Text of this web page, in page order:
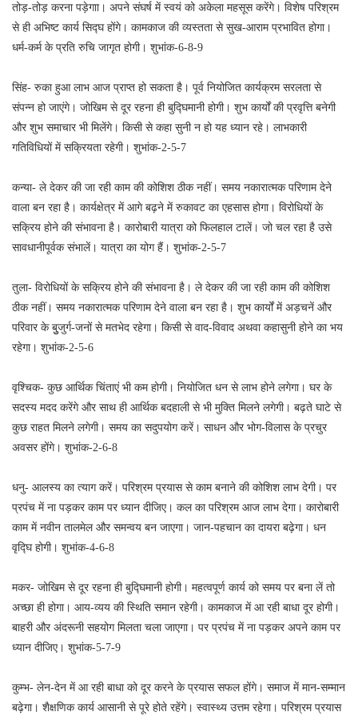
तोड़-तोड़ करना पड़ेगाा। अपने संघर्ष में स्वयं को अकेला महसूस करेंगे। विशेष परिश्रम
से ही अभिष्ट कार्य सिद्घ होंगे। कामकाज की व्यस्तता से सुख-आराम प्रभावित होगा।
धर्म-कर्म के प्रति रुचि जागृत होगी। शुभांक-6-8-9
सिंह- रुका हुआ लाभ आज प्राप्त हो सकता है। पूर्व नियोजित कार्यक्रम सरलता से
संपन्न हो जाएंगे। जोखिम से दूर रहना ही बुद्घिमानी होगी। शुभ कार्यों की प्रवृत्ति बनेगी
और शुभ समाचार भी मिलेंगे। किसी से कहा सुनी न हो यह ध्यान रहे। लाभकारी
गतिविधियों में सक्रियता रहेगी। शुभांक-2-5-7
कन्या- ले देकर की जा रही काम की कोशिश ठीक नहीं। समय नकारात्मक परिणाम देने
वाला बन रहा है। कार्यक्षेत्र में आगे बढ़ने में रुकावट का एहसास होगा। विरोधियों के
सक्रिय होने की संभावना है। कारोबारी यात्रा को फिलहाल टालें। जो चल रहा है उसे
सावधानीपूर्वक संभालें। यात्रा का योग हैं। शुभांक-2-5-7
तुला- विरोधियों के सक्रिय होने की संभावना है। ले देकर की जा रही काम की कोशिश
ठीक नहीं। समय नकारात्मक परिणाम देने वाला बन रहा है। शुभ कार्यों में अड़चनें और
परिवार के बुुजुर्ग-जनों से मतभेद रहेगा। किसी से वाद-विवाद अथवा कहासुनी होने का भय
रहेगा। शुभांक-2-5-6
वृश्चिक- कुछ आर्थिक चिंताएं भी कम होगी। नियोजित धन से लाभ होने लगेगा। घर के
सदस्य मदद करेंगे और साथ ही आर्थिक बदहाली से भी मुक्ति मिलने लगेगी। बढ़ते घाटे से
कुछ राहत मिलने लगेगी। समय का सदुपयोग करें। साधन और भोग-विलास के प्रचुर
अवसर होंगे। शुभांक-2-6-8
धनु- आलस्य का त्याग करें। परिश्रम प्रयास से काम बनाने की कोशिश लाभ देगी। पर
प्रपंच में ना पड़कर काम पर ध्यान दीजिए। कल का परिश्रम आज लाभ देगा। कारोबारी
काम में नवीन तालमेल और समन्वय बन जाएगा। जान-पहचान का दायरा बढ़ेगा। धन
वृद्घि होगी। शुभांक-4-6-8
मकर- जोखिम से दूर रहना ही बुद्घिमानी होगी। महत्वपूर्ण कार्य को समय पर बना लें तो
अच्छा ही होगा। आय-व्यय की स्थिति समान रहेगी। कामकाज में आ रही बाधा दूर होगी।
बाहरी और अंदरूनी सहयोग मिलता चला जाएगा। पर प्रपंच में ना पड़कर अपने काम पर
ध्यान दीजिए। शुभांक-5-7-9
कुम्भ- लेन-देन में आ रही बाधा को दूर करने के प्रयास सफल होंगे। समाज में मान-सम्मान
बढ़ेगा। शैक्षणिक कार्य आसानी से पूरे होते रहेंगे। स्वास्थ्य उत्तम रहेगा। परिश्रम प्रयास